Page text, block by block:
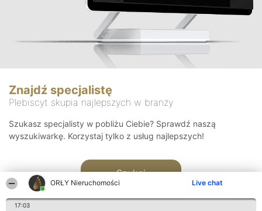
ORŁY Nieruchomości Live chat
17:03
Znajdź specjalistę
Plebiscyt skupia najlepszych w branży
Szukasz specjalisty w pobliżu Ciebie? Sprawdź naszą
wyszukiwarkę. Korzystaj tylko z usług najlepszych!
Szukaj